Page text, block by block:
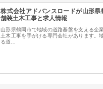
株式会社アドバンスロードが山形県
舗装土木工事と求人情報
山形県鶴岡市で地域の道路基盤を支える企
土木工事を手がける専門会社があります。
る道…